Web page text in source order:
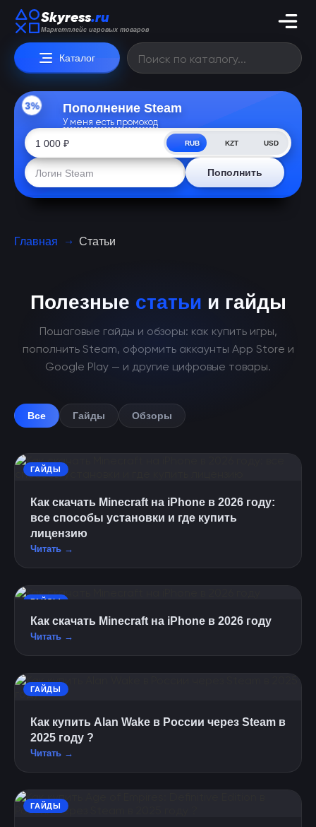
Skyress.ru
Маркетплейс игровых товаров
Каталог
3% Пополнение Steam
У меня есть промокод
RUB KZT USD
Пополнить
Главная Статьи
Полезные статьи и гайды
Пошаговые гайды и обзоры: как купить игры,
пополнить Steam, оформить аккаунты App Store и
Google Play — и другие цифровые товары.
Все Гайды Обзоры
ГАЙДЫ
Как скачать Minecraft на iPhone в 2026 году:
все способы установки и где купить
лицензию
Читать →
ГАЙДЫ
Как скачать Minecraft на iPhone в 2026 году
Читать →
ГАЙДЫ
Как купить Alan Wake в России через Steam в
2025 году ?
Читать →
ГАЙДЫ